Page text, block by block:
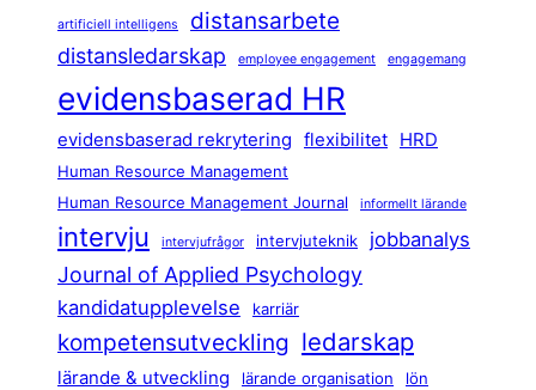
artificiell intelligens distansarbete
distansledarskap employee engagement engagemang
evidensbaserad HR
evidensbaserad rekrytering flexibilitet HRD
Human Resource Management
Human Resource Management Journal
informellt lärande
intervju intervjufrågor intervjuteknik jobbanalys
Journal of Applied Psychology
kandidatupplevelse karriär
kompetensutveckling ledarskap
lärande & utveckling lärande organisation lön